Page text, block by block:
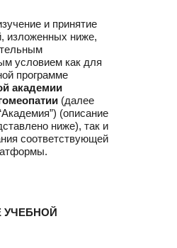
и принятие
изложенных ниже,
условием как для
программе
академии
(далее
(описание
ниже), так и
соответствующей
УЧЕБНОЙ